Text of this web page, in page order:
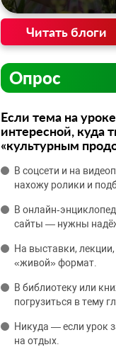
Читать блоги
Опрос
Если тема на
интересной, куда
«культурным
В соцсети и на
нахожу ролики и
В
сайты — нужны
На выставки,
«живой» формат.
В библиотеку или
погрузиться в тему
Никуда — если урок
на отдых.